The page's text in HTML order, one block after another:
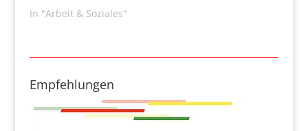
In "Arbeit & Soziales"
Empfehlungen